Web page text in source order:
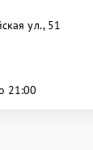
ул., 51
21:00